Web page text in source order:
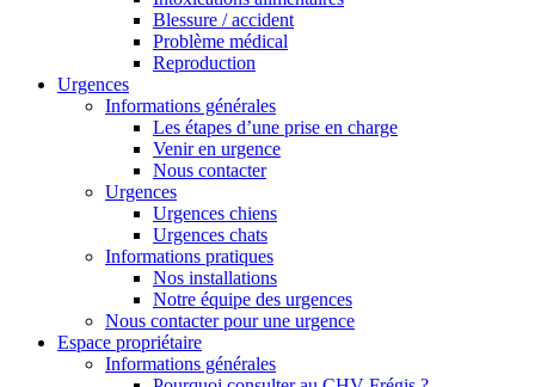
Blessure / accident
Problème médical
Reproduction
Urgences
Informations générales
Les étapes d’une prise en charge
Venir en urgence
Nous contacter
Urgences
Urgences chiens
Urgences chats
Informations pratiques
Nos installations
Notre équipe des urgences
Nous contacter pour une urgence
Espace propriétaire
Informations générales